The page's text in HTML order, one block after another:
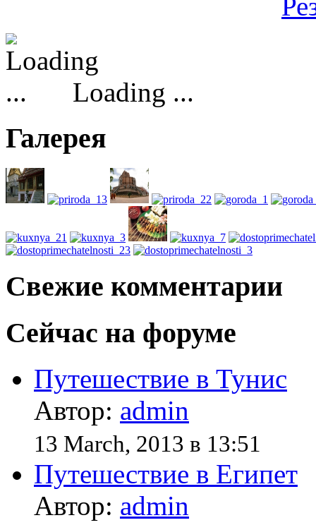
Loading ...
Галерея
Свежие комментарии
Сейчас на форуме
Путешествие в Тунис
Автор: admin
13 March, 2013 в 13:51
Путешествие в Египет
Автор: admin